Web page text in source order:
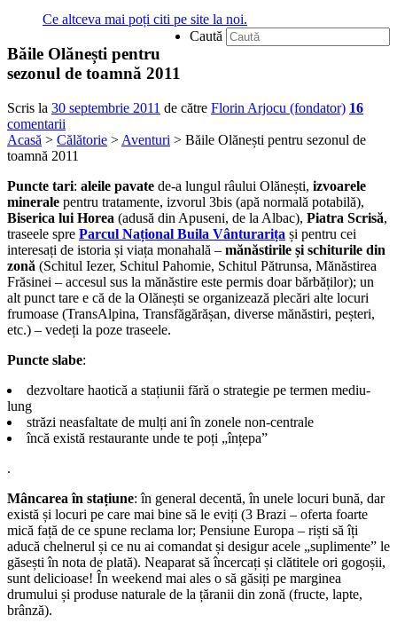
Ce altceva mai poți citi pe site la noi.
Caută
Băile Olănești pentru
sezonul de toamnă 2011
Scris la 30 septembrie 2011 de către Florin Arjocu (fondator) 16
comentarii
Acasă > Călătorie > Aventuri > Băile Olănești pentru sezonul de
toamnă 2011
Puncte tari: aleile pavate de-a lungul râului Olănești, izvoarele
minerale pentru tratamente, izvorul 3bis (apă normală potabilă),
Biserica lui Horea (adusă din Apuseni, de la Albac), Piatra Scrisă,
traseele spre Parcul Național Buila Vânturarița și pentru cei
interesați de istoria și viața monahală – mănăstirile și schiturile din
zonă (Schitul Iezer, Schitul Pahomie, Schitul Pătrunsa, Mănăstirea
Frăsinei – accesul sus la mănăstire este permis doar bărbăților); un
alt punct tare e că de la Olănești se organizează plecări alte locuri
frumoase (TransAlpina, Transfăgărășan, diverse mănăstiri, peșteri,
etc.) – vedeți la poze traseele.
Puncte slabe:
dezvoltare haotică a stațiunii fără o strategie pe termen mediu-
lung
străzi neasfaltate de mulți ani în zonele non-centrale
încă există restaurante unde te poți „înțepa”
.
Mâncarea în stațiune: în general decentă, în unele locuri bună, dar
există și locuri pe care mai bine să le eviți (3 Brazi – oferta foarte
mică față de ce spune reclama lor; Pensiune Europa – riști să îți
aducă chelnerul și ce nu ai comandat și desigur acele „suplimente” le
găsești în nota de plată). Neaparat să încercați și clătitele ori gogoșii,
sunt delicioase! În weekend mai ales o să găsiți pe marginea
drumului și produse naturale de la țăranii din zonă (fructe, lapte,
brânză).